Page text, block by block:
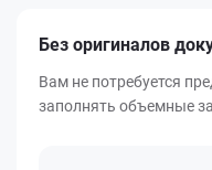
Без оригиналов
Вам не потребуется
заполнять объемные